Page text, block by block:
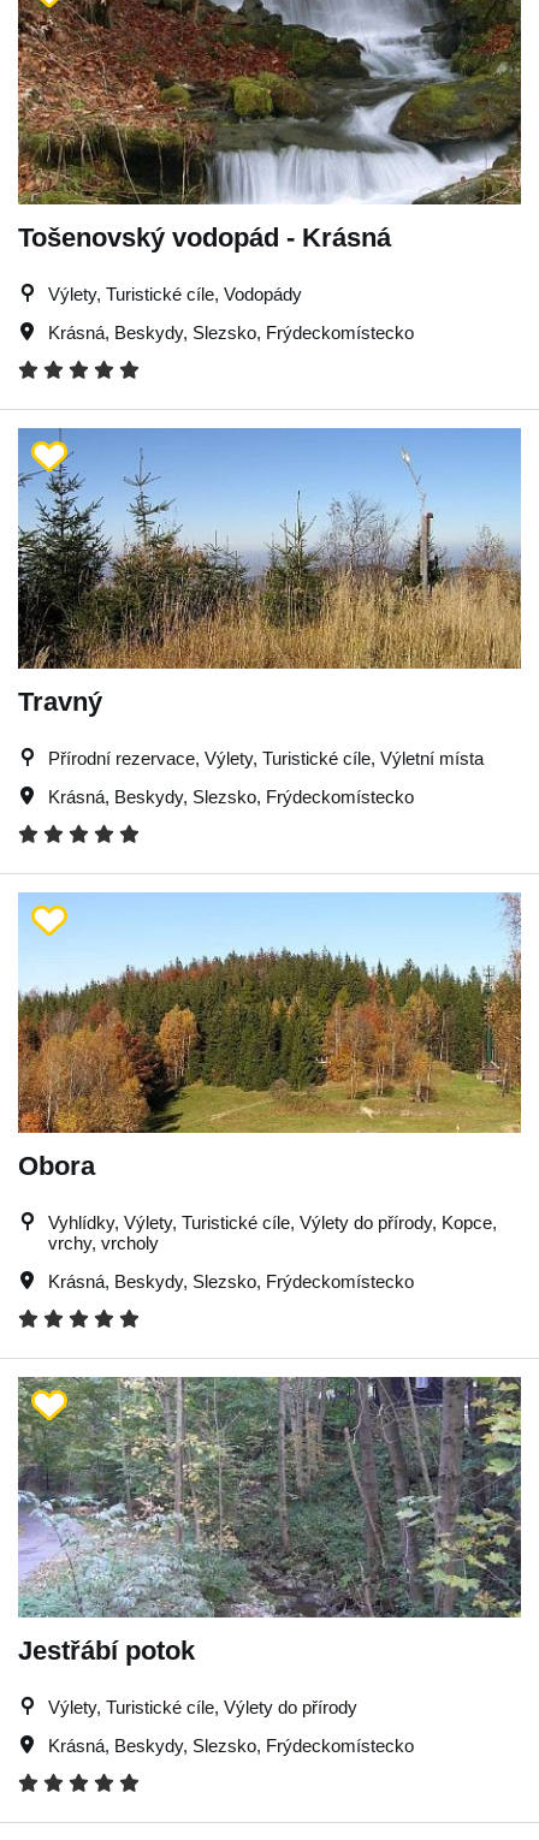
Tošenovský vodopád - Krásná
Výlety, Turistické cíle, Vodopády
Krásná, Beskydy, Slezsko, Frýdeckomístecko
Travný
Přírodní rezervace, Výlety, Turistické cíle, Výletní místa
Krásná, Beskydy, Slezsko, Frýdeckomístecko
Obora
Vyhlídky, Výlety, Turistické cíle, Výlety do přírody, Kopce,
vrchy, vrcholy
Krásná, Beskydy, Slezsko, Frýdeckomístecko
Jestřábí potok
Výlety, Turistické cíle, Výlety do přírody
Krásná, Beskydy, Slezsko, Frýdeckomístecko